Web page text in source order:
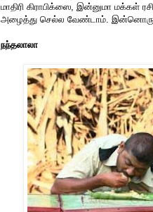
மாதிரி கிராபிக்ஸை, இன்னுமா மக்கள்
அழைத்து செல்ல வேண்டாம்.
நந்தலாலா